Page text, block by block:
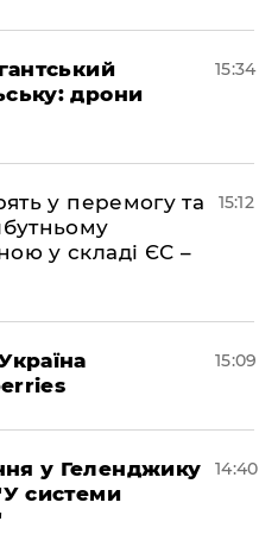
дрони
15:34
у перемогу та
у складі ЄС –
15:12
15:09
у Геленджику
системи
14:40